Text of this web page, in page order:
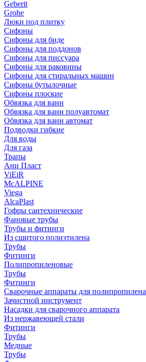
Geberit
Grohe
Люки под плитку
Сифоны
Сифoны для биде
Сифoны для поддонов
Сифoны для писсуара
Сифоны для раковины
Сифоны для стиральных машин
Сифоны бутылочные
Сифоны плоские
Обвязка для ванн
Обвязка для ванн полуавтомат
Обвязка для ванн автомат
Подводки гибкие
Для воды
Для газа
Трапы
Ани Пласт
ViEiR
McALPINE
Viega
AlcaPlast
Гофры сантехнические
Фановые трубы
Трубы и фитинги
Из сшитого полиэтилена
Трубы
Фитинги
Полипропиленовые
Трубы
Фитинги
Сварочные аппараты для полипропилена
Зачистной инструмент
Насадки для сварочного аппарата
Из нержавеющей стали
Фитинги
Трубы
Медные
Трубы